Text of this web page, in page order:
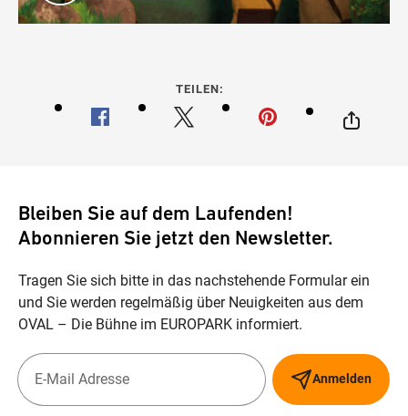
TEILEN:
Bleiben Sie auf dem Laufenden!
Abonnieren Sie jetzt den Newsletter.
Tragen Sie sich bitte in das nachstehende Formular ein
und Sie werden regelmäßig über Neuigkeiten aus dem
OVAL – Die Bühne im EUROPARK informiert.
Anmelden